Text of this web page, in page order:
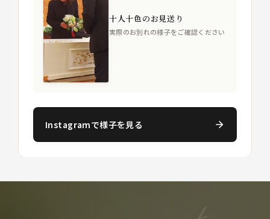
十人十色のお見送り
実際のお別れの様子をご確認ください
Instagramで様子を見る